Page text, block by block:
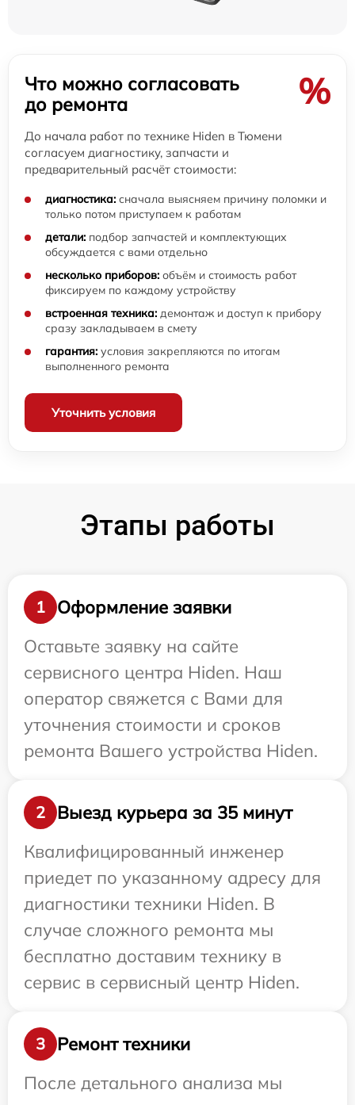
Что можно согласовать
до ремонта
%
До начала работ по технике Hiden в Тюмени
согласуем диагностику, запчасти и
предварительный расчёт стоимости:
диагностика: сначала выясняем причину поломки и
только потом приступаем к работам
детали: подбор запчастей и комплектующих
обсуждается с вами отдельно
несколько приборов: объём и стоимость работ
фиксируем по каждому устройству
встроенная техника: демонтаж и доступ к прибору
сразу закладываем в смету
гарантия: условия закрепляются по итогам
выполненного ремонта
Уточнить условия
Этапы работы
1
Оформление заявки
Оставьте заявку на сайте
сервисного центра Hiden. Наш
оператор свяжется с Вами для
уточнения стоимости и сроков
ремонта Вашего устройства Hiden.
2
Выезд курьера за 35 минут
Квалифицированный инженер
приедет по указанному адресу для
диагностики техники Hiden. В
случае сложного ремонта мы
бесплатно доставим технику в
сервис в сервисный центр Hiden.
3
Ремонт техники
После детального анализа мы